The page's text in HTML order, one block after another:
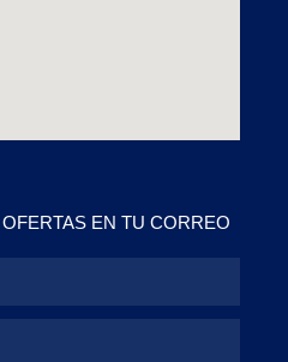
EN TU CORREO